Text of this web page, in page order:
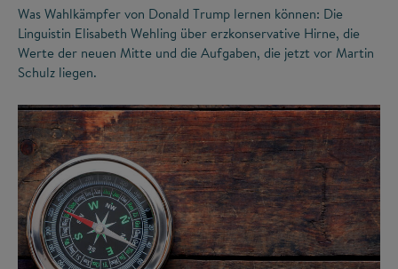
Was Wahlkämpfer von Donald Trump lernen können: Die
Linguistin Elisabeth Wehling über erzkonservative Hirne, die
Werte der neuen Mitte und die Aufgaben, die jetzt vor Martin
Schulz liegen.